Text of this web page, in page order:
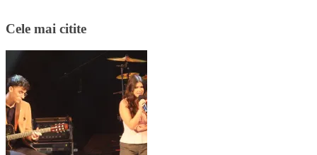
Cele mai citite